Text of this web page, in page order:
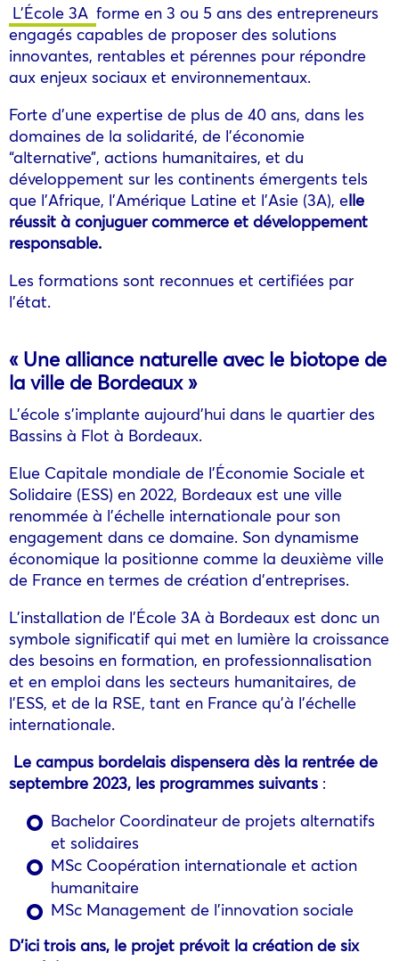
L’École 3A forme en 3 ou 5 ans des entrepreneurs
engagés capables de proposer des solutions
innovantes, rentables et pérennes pour répondre
aux enjeux sociaux et environnementaux.
Forte d’une expertise de plus de 40 ans, dans les
domaines de la solidarité, de l’économie
“alternative”, actions humanitaires, et du
développement sur les continents émergents tels
que l’Afrique, l’Amérique Latine et l’Asie (3A), elle
réussit à conjuguer commerce et développement
responsable.
Les formations sont reconnues et certifiées par
l’état.
« Une alliance naturelle avec le biotope de
la ville de Bordeaux »
L’école s’implante aujourd’hui dans le quartier des
Bassins à Flot à Bordeaux.
Elue Capitale mondiale de l’Économie Sociale et
Solidaire (ESS) en 2022, Bordeaux est une ville
renommée à l’échelle internationale pour son
engagement dans ce domaine. Son dynamisme
économique la positionne comme la deuxième ville
de France en termes de création d’entreprises.
L’installation de l’École 3A à Bordeaux est donc un
symbole significatif qui met en lumière la croissance
des besoins en formation, en professionnalisation
et en emploi dans les secteurs humanitaires, de
l’ESS, et de la RSE, tant en France qu’à l’échelle
internationale.
Le campus bordelais dispensera dès la rentrée de
septembre 2023, les programmes suivants :
Bachelor Coordinateur de projets alternatifs
et solidaires
MSc Coopération internationale et action
humanitaire
MSc Management de l’innovation sociale
D’ici trois ans, le projet prévoit la création de six